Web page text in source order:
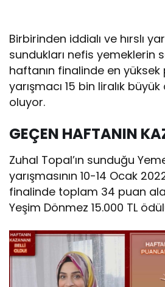
Birbirinden iddialı ve hırslı
sundukları nefis yemeklerin
haftanın finalinde en yüksek
yarışmacı 15 bin liralık
oluyor.
GEÇEN HAFTANIN
Zuhal Topal’ın sunduğu
yarışmasının 10-14 Ocak
finalinde toplam 34 puan
Yeşim Dönmez 15.000 TL